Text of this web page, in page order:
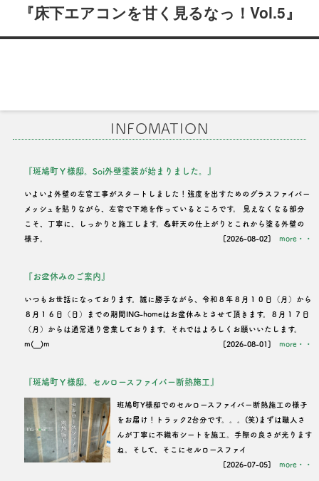
『床下エアコンを甘く見るなっ！Vol.5』
INFOMATION
『斑鳩町Ｙ様邸。Soi外壁塗装が始まりました。』
いよいよ外壁の左官工事がスタートしました！強度を出すためのグラスファイバー
メッシュを貼りながら、左官で下地を作っているところです。 見えなくなる部分
こそ、丁寧に、しっかりと施工します。💪軒天の仕上がりとこれから塗る外壁の
様子。 [2026-08-02] more・・
『お盆休みのご案内』
いつもお世話になっております。誠に勝手ながら、令和８年８月１０日（月）から
８月１６日（日）までの期間ING-homeはお盆休みとさせて頂きます。８月１７日
（月）からは通常通り営業しております。それではよろしくお願いいたします。
m(__)m [2026-08-01] more・・
『斑鳩町Ｙ様邸。セルロースファイバー断熱施工』
班鳩町Y様邸でのセルロースファイバー断熱施工の様子
をお届け！トラック2台分です。。。(笑)まずは職人さ
んが丁寧に不織布シートを施工。手際の良さが光ります
ね。そして、そこにセルロースファイ
[2026-07-05] more・・